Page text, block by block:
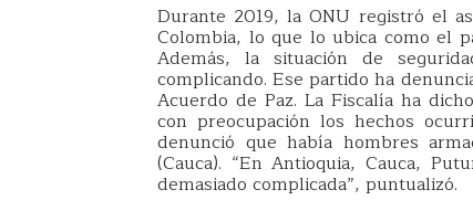
Durante 2019, la ONU registró el
Colombia, lo que lo ubica como el
Además, la situación de
complicando. Ese partido ha
Acuerdo de Paz. La Fiscalía ha
con preocupación los hechos
denunció que había hombres
(Cauca). “En Antioquia, Cauca,
demasiado complicada”, puntualizó.